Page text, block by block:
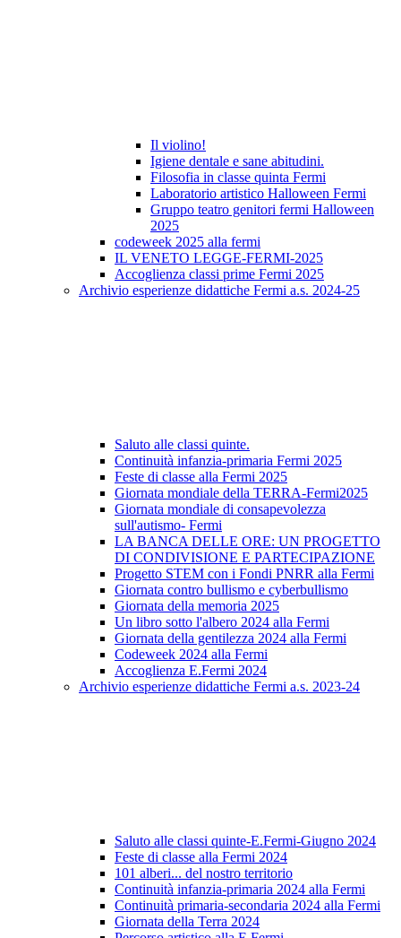
Il violino!
Igiene dentale e sane abitudini.
Filosofia in classe quinta Fermi
Laboratorio artistico Halloween Fermi
Gruppo teatro genitori fermi Halloween
2025
codeweek 2025 alla fermi
IL VENETO LEGGE-FERMI-2025
Accoglienza classi prime Fermi 2025
Archivio esperienze didattiche Fermi a.s. 2024-25
Saluto alle classi quinte.
Continuità infanzia-primaria Fermi 2025
Feste di classe alla Fermi 2025
Giornata mondiale della TERRA-Fermi2025
Giornata mondiale di consapevolezza
sull'autismo- Fermi
LA BANCA DELLE ORE: UN PROGETTO
DI CONDIVISIONE E PARTECIPAZIONE
Progetto STEM con i Fondi PNRR alla Fermi
Giornata contro bullismo e cyberbullismo
Giornata della memoria 2025
Un libro sotto l'albero 2024 alla Fermi
Giornata della gentilezza 2024 alla Fermi
Codeweek 2024 alla Fermi
Accoglienza E.Fermi 2024
Archivio esperienze didattiche Fermi a.s. 2023-24
Saluto alle classi quinte-E.Fermi-Giugno 2024
Feste di classe alla Fermi 2024
101 alberi... del nostro territorio
Continuità infanzia-primaria 2024 alla Fermi
Continuità primaria-secondaria 2024 alla Fermi
Giornata della Terra 2024